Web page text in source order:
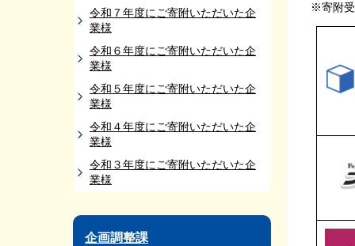
令和７年度にご寄附いただいた企
業様
令和６年度にご寄附いただいた企
業様
令和５年度にご寄附いただいた企
業様
令和４年度にご寄附いただいた企
業様
令和３年度にご寄附いただいた企
業様
企画調整課
※寄附